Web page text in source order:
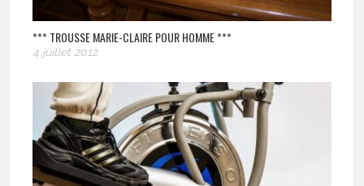
*** TROUSSE MARIE-CLAIRE POUR HOMME ***
4 juillet 2012